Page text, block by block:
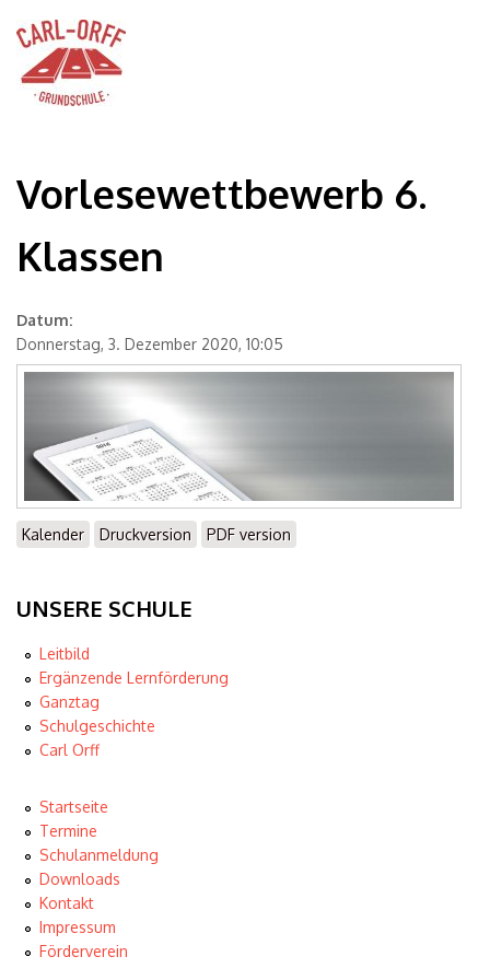
Vorlesewettbewerb 6.
Klassen
Datum:
Donnerstag, 3. Dezember 2020, 10:05
Kalender Druckversion PDF version
UNSERE SCHULE
Leitbild
Ergänzende Lernförderung
Ganztag
Schulgeschichte
Carl Orff
Startseite
Termine
Schulanmeldung
Downloads
Kontakt
Impressum
Förderverein